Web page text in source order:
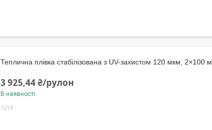
Теплична плівка стабілізована з UV-захистом 120 мкм, 2×100 м
3 925,44 ₴/рулон
В наявності
1219